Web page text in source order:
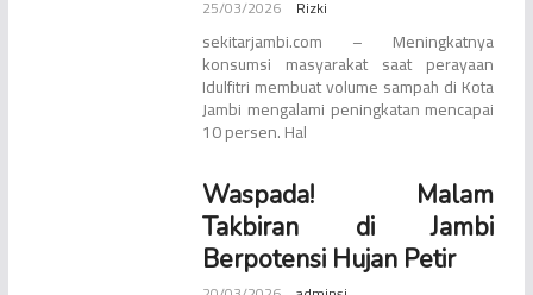
25/03/2026 Rizki
sekitarjambi.com – Meningkatnya
konsumsi masyarakat saat perayaan
Idulfitri membuat volume sampah di Kota
Jambi mengalami peningkatan mencapai
10 persen. Hal
Waspada! Malam
Takbiran di Jambi
Berpotensi Hujan Petir